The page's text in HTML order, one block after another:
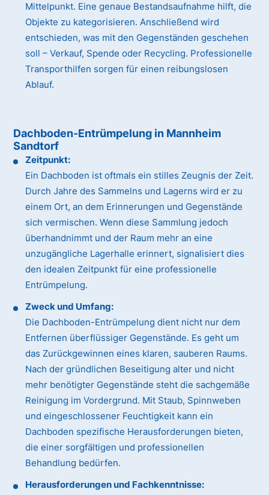
Mittelpunkt. Eine genaue Bestandsaufnahme hilft, die
Objekte zu kategorisieren. Anschließend wird
entschieden, was mit den Gegenständen geschehen
soll – Verkauf, Spende oder Recycling. Professionelle
Transporthilfen sorgen für einen reibungslosen
Ablauf.
Dachboden-Entrümpelung in Mannheim
Sandtorf
Zeitpunkt:
Ein Dachboden ist oftmals ein stilles Zeugnis der Zeit.
Durch Jahre des Sammelns und Lagerns wird er zu
einem Ort, an dem Erinnerungen und Gegenstände
sich vermischen. Wenn diese Sammlung jedoch
überhandnimmt und der Raum mehr an eine
unzugängliche Lagerhalle erinnert, signalisiert dies
den idealen Zeitpunkt für eine professionelle
Entrümpelung.
Zweck und Umfang:
Die Dachboden-Entrümpelung dient nicht nur dem
Entfernen überflüssiger Gegenstände. Es geht um
das Zurückgewinnen eines klaren, sauberen Raums.
Nach der gründlichen Beseitigung alter und nicht
mehr benötigter Gegenstände steht die sachgemäße
Reinigung im Vordergrund. Mit Staub, Spinnweben
und eingeschlossener Feuchtigkeit kann ein
Dachboden spezifische Herausforderungen bieten,
die einer sorgfältigen und professionellen
Behandlung bedürfen.
Herausforderungen und Fachkenntnisse: